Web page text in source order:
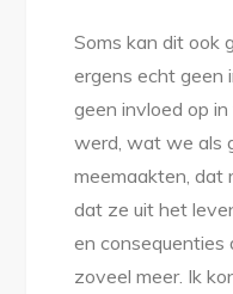
Soms kan dit ook
ergens echt geen
geen invloed op
werd, wat we als
meemaakten, dat
dat ze uit het
en consequenties
zoveel meer. Ik